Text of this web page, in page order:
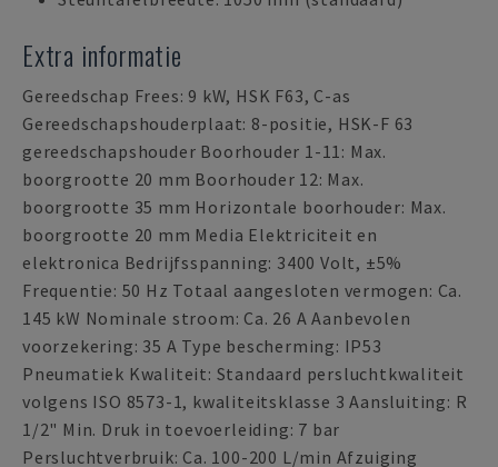
Extra informatie
Gereedschap Frees: 9 kW, HSK F63, C-as
Gereedschapshouderplaat: 8-positie, HSK-F 63
gereedschapshouder Boorhouder 1-11: Max.
boorgrootte 20 mm Boorhouder 12: Max.
boorgrootte 35 mm Horizontale boorhouder: Max.
boorgrootte 20 mm Media Elektriciteit en
elektronica Bedrijfsspanning: 3400 Volt, ±5%
Frequentie: 50 Hz Totaal aangesloten vermogen: Ca.
145 kW Nominale stroom: Ca. 26 A Aanbevolen
voorzekering: 35 A Type bescherming: IP53
Pneumatiek Kwaliteit: Standaard persluchtkwaliteit
volgens ISO 8573-1, kwaliteitsklasse 3 Aansluiting: R
1/2" Min. Druk in toevoerleiding: 7 bar
Persluchtverbruik: Ca. 100-200 L/min Afzuiging